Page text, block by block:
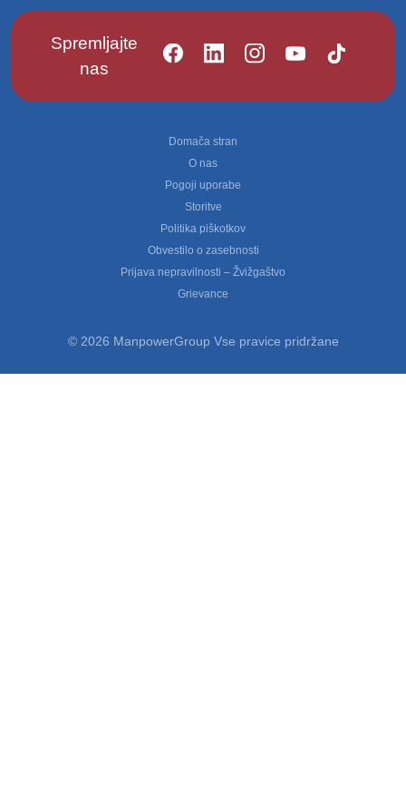
Spremljajte
nas
Domača stran
O nas
Pogoji uporabe
Storitve
Politika piškotkov
Obvestilo o zasebnosti
Prijava nepravilnosti – Žvižgaštvo
Grievance
© 2026 ManpowerGroup Vse pravice pridržane